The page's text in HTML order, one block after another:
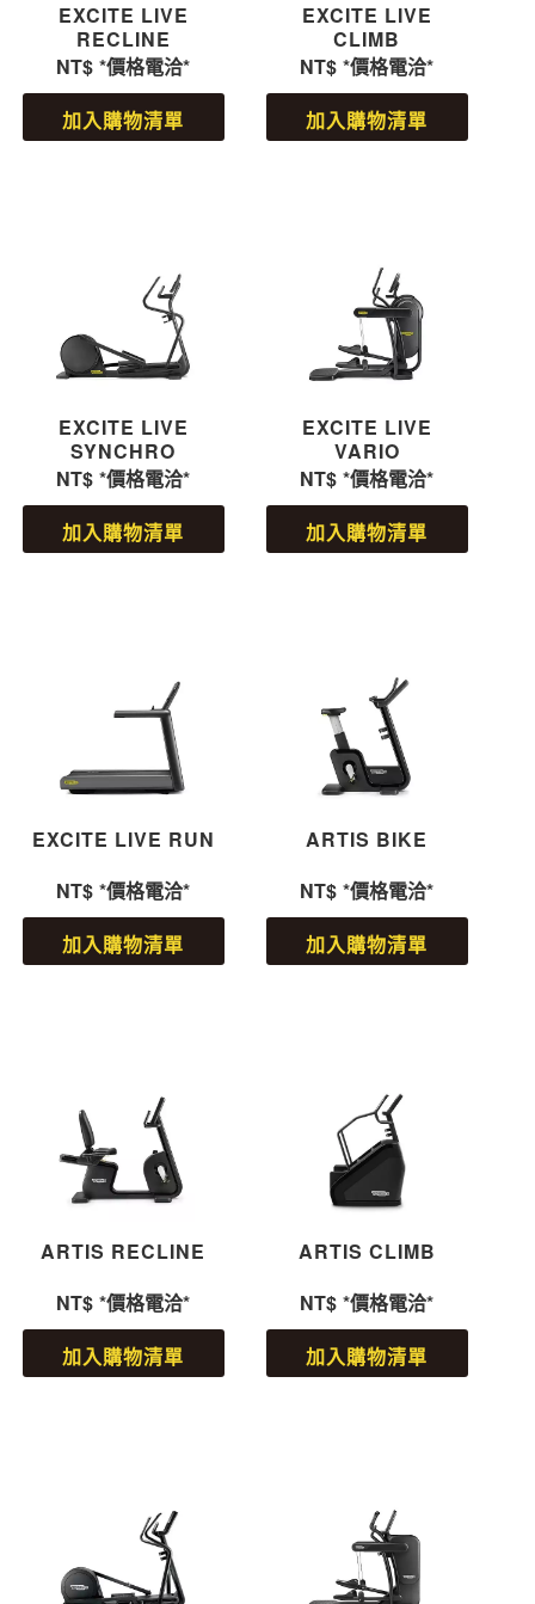
EXCITE LIVE
RECLINE
NT$ *價格電洽*
加入購物清單
EXCITE LIVE
CLIMB
NT$ *價格電洽*
加入購物清單
EXCITE LIVE
SYNCHRO
NT$ *價格電洽*
加入購物清單
EXCITE LIVE
VARIO
NT$ *價格電洽*
加入購物清單
EXCITE LIVE RUN
NT$ *價格電洽*
加入購物清單
ARTIS BIKE
NT$ *價格電洽*
加入購物清單
ARTIS RECLINE
NT$ *價格電洽*
加入購物清單
ARTIS CLIMB
NT$ *價格電洽*
加入購物清單